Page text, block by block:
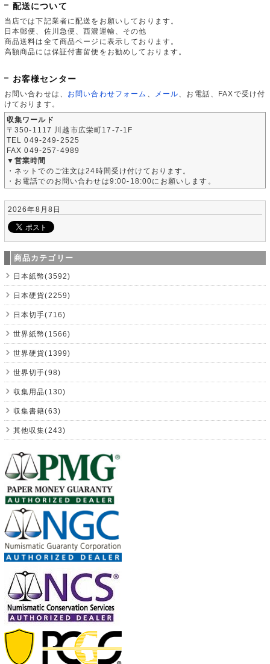
配送について
当店では下記業者に配送をお願いしております。
日本郵便、佐川急便、西濃運輸、その他
商品送料は全て商品ページに表示しております。
高額商品には保証付書留便をお勧めしております。
お客様センター
お問い合わせは、 お問い合わせフォーム メール 、お電話、FAXで受け付
けております。
収集ワールド
〒350-1117 川越市広栄町17-7-1F
TEL 049-249-2525
FAX 049-257-4989
▼営業時間
・ネットでのご注文は24時間受け付けております。
・お電話でのお問い合わせは9:00-18:00にお願いします。
2026年8月8日
商品カテゴリー
日本紙幣(3592)
日本硬貨(2259)
日本切手(716)
世界紙幣(1566)
世界硬貨(1399)
世界切手(98)
収集用品(130)
収集書籍(63)
其他収集(243)